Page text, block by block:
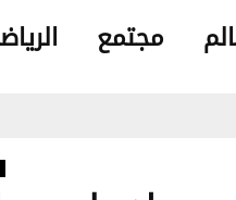
مجتمع